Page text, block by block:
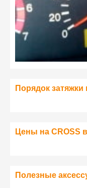
Порядок затяжки
Цены на CROSS
Полезные